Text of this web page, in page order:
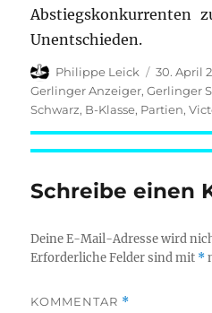
Abstiegskonkurrenten
Unentschieden.
Autor
Philippe Leick
am
30. April
Gerlinger Anzeiger,Gerlinger
Schwarz, B-Klasse, Partien,
Schreibe einen
Deine E-Mail-Adresse wird
Erforderliche Felder sind mit *
KOMMENTAR *